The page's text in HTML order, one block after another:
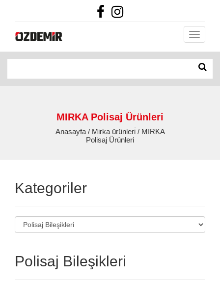
MIRKA Polisaj Ürünleri
Anasayfa / Mirka ürünleri̇ / MIRKA
Polisaj Ürünleri
Kategoriler
Polisaj Bileşikleri